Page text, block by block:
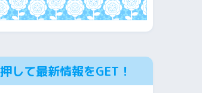
して最新情報をGET！